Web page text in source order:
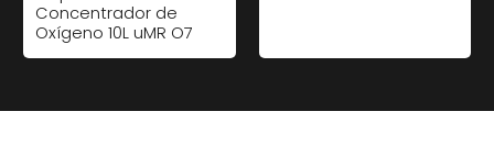
Concentrador de
Oxígeno 10L uMR O7